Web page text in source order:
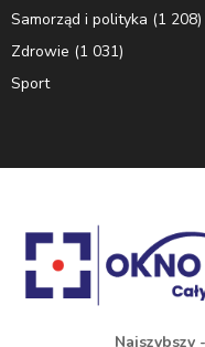
Samorząd i polityka (1 208)
Zdrowie (1 031)
Sport
Najszybszy